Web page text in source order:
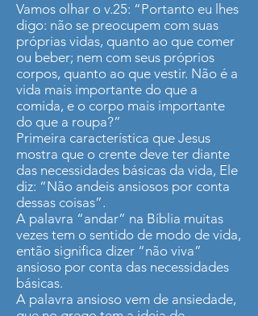
Vamos olhar o v.25: “Portanto eu lhes
digo: não se preocupem com suas
próprias vidas, quanto ao que comer
ou beber; nem com seus próprios
corpos, quanto ao que vestir. Não é a
vida mais importante do que a
comida, e o corpo mais importante
do que a roupa?”
Primeira característica que Jesus
mostra que o crente deve ter diante
das necessidades básicas da vida, Ele
diz: “Não andeis ansiosos por conta
dessas coisas”.
A palavra “andar” na Bíblia muitas
vezes tem o sentido de modo de vida,
então significa dizer “não viva”
ansioso por conta das necessidades
básicas.
A palavra ansioso vem de ansiedade,